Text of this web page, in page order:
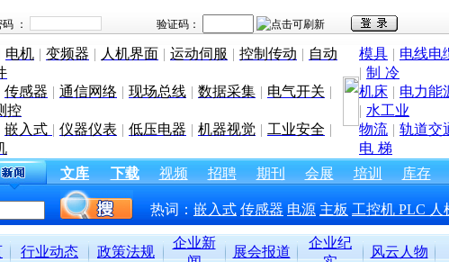
电机 | 变频器 | 人机界面 | 运动伺服 | 控制传动 | 自动
传感器 | 通信网络 | 现场总线 | 数据采集 | 电气开关 |
控
嵌入式 | 仪器仪表 | 低压电器 | 机器视觉 | 工业安全 |
模具 | 电线电
| 制 冷
机床 | 电力能
| 水工业
物流 | 轨道交
电 梯
文库 下载 视频 招聘 期刊 会展 培训 库存
热词： 嵌入式 传感器 电源 主板 工控机 PLC 人
行业动态 政策法规
企业新
展会报道
企业纪
风云人物